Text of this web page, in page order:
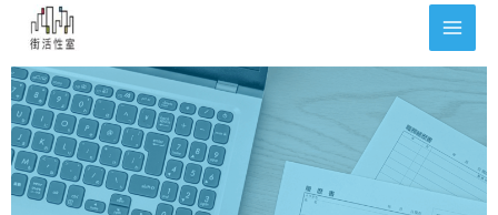
を
ス
キ
ッ
プ
Main